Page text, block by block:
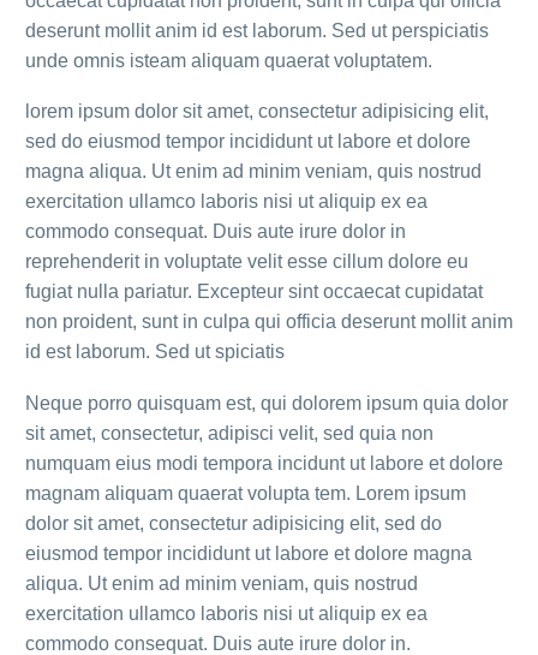
deserunt mollit anim id est laborum. Sed ut perspiciatis
unde omnis isteam aliquam quaerat voluptatem.
lorem ipsum dolor sit amet, consectetur adipisicing elit,
sed do eiusmod tempor incididunt ut labore et dolore
magna aliqua. Ut enim ad minim veniam, quis nostrud
exercitation ullamco laboris nisi ut aliquip ex ea
commodo consequat. Duis aute irure dolor in
reprehenderit in voluptate velit esse cillum dolore eu
fugiat nulla pariatur. Excepteur sint occaecat cupidatat
non proident, sunt in culpa qui officia deserunt mollit anim
id est laborum. Sed ut spiciatis
Neque porro quisquam est, qui dolorem ipsum quia dolor
sit amet, consectetur, adipisci velit, sed quia non
numquam eius modi tempora incidunt ut labore et dolore
magnam aliquam quaerat volupta tem. Lorem ipsum
dolor sit amet, consectetur adipisicing elit, sed do
eiusmod tempor incididunt ut labore et dolore magna
aliqua. Ut enim ad minim veniam, quis nostrud
exercitation ullamco laboris nisi ut aliquip ex ea
commodo consequat. Duis aute irure dolor in.